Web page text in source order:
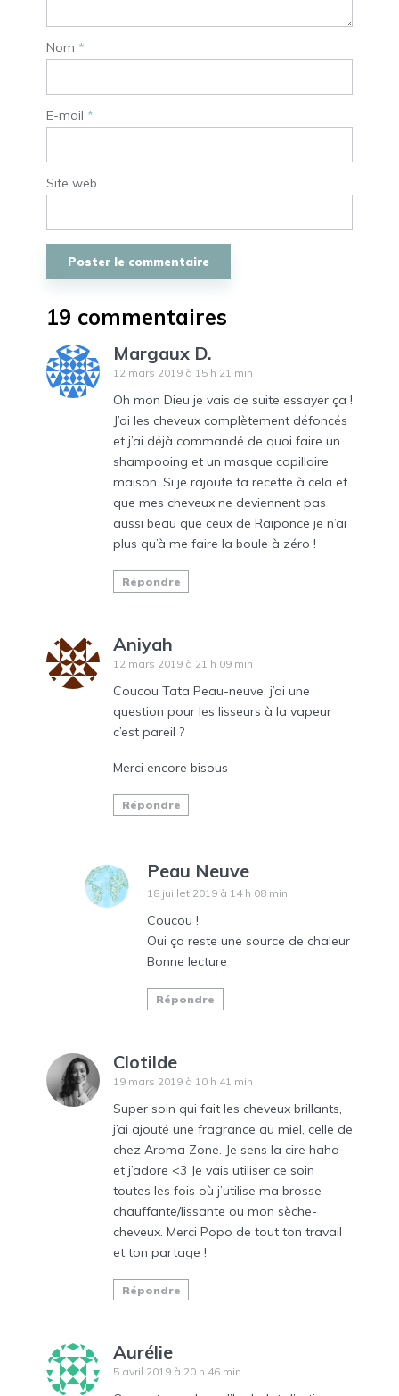
Nom *
E-mail *
Site web
19 commentaires
Margaux D.
12 mars 2019 à 15 h 21 min
Oh mon Dieu je vais de suite essayer ça !
J’ai les cheveux complètement défoncés
et j’ai déjà commandé de quoi faire un
shampooing et un masque capillaire
maison. Si je rajoute ta recette à cela et
que mes cheveux ne deviennent pas
aussi beau que ceux de Raiponce je n’ai
plus qu’à me faire la boule à zéro !
Répondre
Aniyah
12 mars 2019 à 21 h 09 min
Coucou Tata Peau-neuve, j’ai une
question pour les lisseurs à la vapeur
c’est pareil ?
Merci encore bisous
Répondre
Peau Neuve
18 juillet 2019 à 14 h 08 min
Coucou !
Oui ça reste une source de chaleur
Bonne lecture
Répondre
Clotilde
19 mars 2019 à 10 h 41 min
Super soin qui fait les cheveux brillants,
j’ai ajouté une fragrance au miel, celle de
chez Aroma Zone. Je sens la cire haha
et j’adore <3 Je vais utiliser ce soin
toutes les fois où j’utilise ma brosse
chauffante/lissante ou mon sèche-
cheveux. Merci Popo de tout ton travail
et ton partage !
Répondre
Aurélie
5 avril 2019 à 20 h 46 min